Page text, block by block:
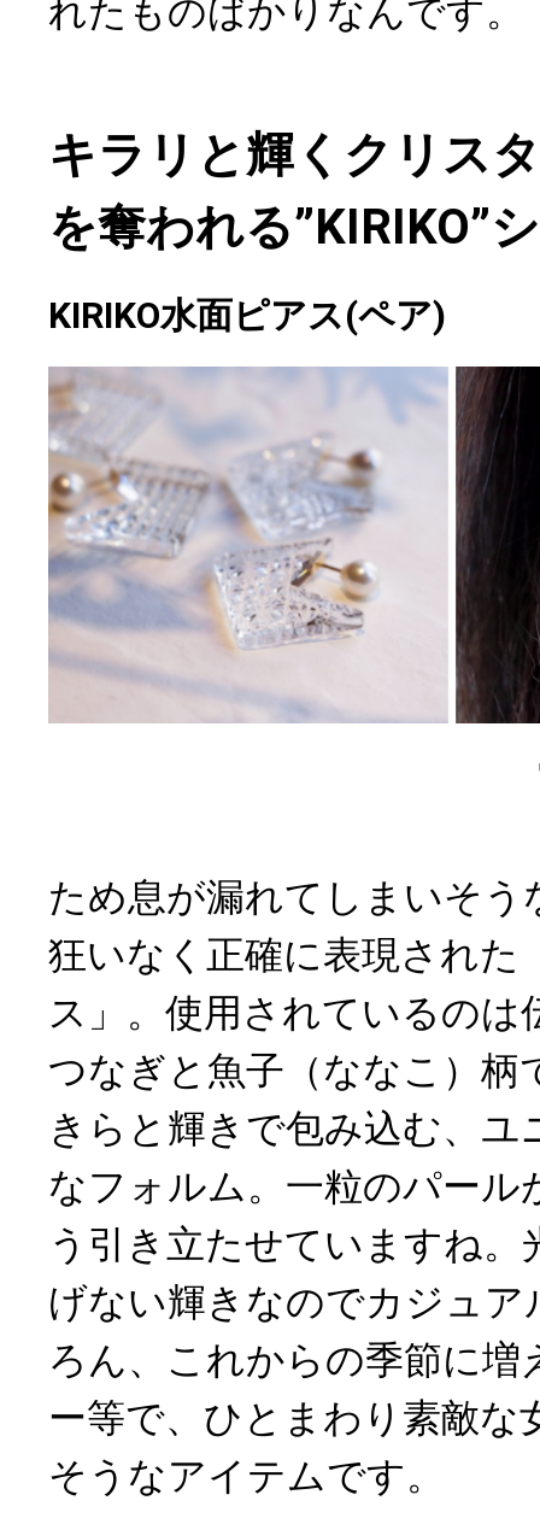
れたものばかりなんです。
キラリと輝くクリス
を奪われる”KIRIKO”
KIRIKO水面ピアス(ペア)
ため息が漏れてしまいそう
狂いなく正確に表現された
ス」。使用されているのは
つなぎと魚子（ななこ）柄
きらと輝きで包み込む、ユ
なフォルム。一粒のパール
う引き立たせていますね。
げない輝きなのでカジュ
ろん、これからの季節に増
ー等で、ひとまわり素敵な
そうなアイテムです。